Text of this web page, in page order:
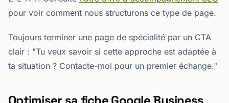
pour voir comment nous structurons ce type de page.
Toujours terminer une page de spécialité par un CTA
clair : "Tu veux savoir si cette approche est adaptée à
ta situation ? Contacte-moi pour un premier échange."